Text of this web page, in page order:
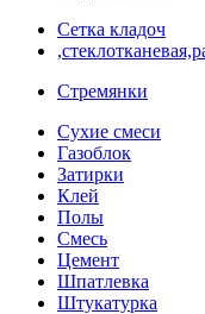
Сетка кладоч
Стремянки
Сухие смеси
Газоблок
Затирки
Клей
Полы
Смесь
Цемент
Шпатлевка
Штукатурка